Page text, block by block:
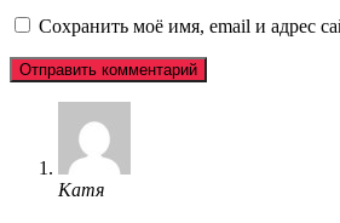
Сохранить моё имя, email и адрес
Катя